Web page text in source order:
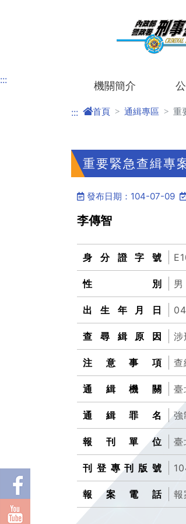
::: 機關簡介
::: 首頁 通緝專區 重
重要緊急查緝專
發布日期：104-07-09
李傳智
身分證字號
性別 男
出生年月日
查尋緝原因 涉
注意事項 查
通緝機關 臺
通緝罪名 強
報刊單位 臺
刊登專刊版號
報案電話 報